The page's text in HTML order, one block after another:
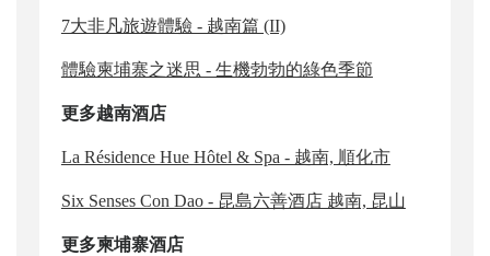
7大非凡旅遊體驗 - 越南篇 (II)
體驗柬埔寨之迷思 - 生機勃勃的綠色季節
更多越南酒店
La Résidence Hue Hôtel & Spa - 越南, 順化市
Six Senses Con Dao - 昆島六善酒店 越南, 昆山
更多柬埔寨酒店